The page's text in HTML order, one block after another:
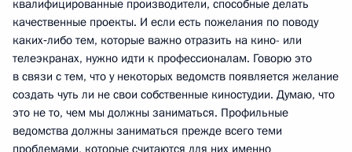
квалифицированные производители, способные делать
качественные проекты. И если есть пожелания по поводу
каких‑либо тем, которые важно отразить на кино- или
телеэкранах, нужно идти к профессионалам. Говорю это
в связи с тем, что у некоторых ведомств появляется желание
создать чуть ли не свои собственные киностудии. Думаю, что
это не то, чем мы должны заниматься. Профильные
ведомства должны заниматься прежде всего теми
проблемами, которые считаются для них именно